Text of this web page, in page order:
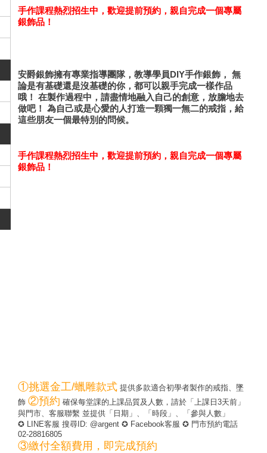
手作課程熱烈招生中，歡迎提前預約，親自完成一個專屬
銀飾品！
安爵銀飾擁有專業指導團隊，教導學員DIY手作銀飾，
無
論是有基礎還是沒基礎的你，都可以親手完成一樣作品
哦！
在製作過程中，請盡情地融入自己的創意，放膽地去
做吧！
為自己或是心愛的人打造一顆獨一無二的戒指，給
這些朋友一個最特別的問候。
手作課程熱烈招生中，歡迎提前預約，親自完成一個專屬
銀飾品！
①挑選金工/蠟雕款式 提供多款適合初學者製作的戒指、墜
飾②預約 確保每堂課的上課品質及人數，請於「上課日3天前」
與門市、客服聯繫 並提供「日期」、「時段」、「參與人數」
✪ LINE客服 搜尋ID: @argent✪ Facebook客服✪ 門市預約電話
02-28816805
③繳付全額費用，即完成預約